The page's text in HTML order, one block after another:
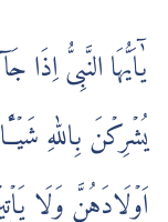
يٰۤاَيُّهَا النَّبِىُّ
يُشۡرِكۡنَ بِاللّٰهِ
اَوۡلَادَهُنَّ وَلَا